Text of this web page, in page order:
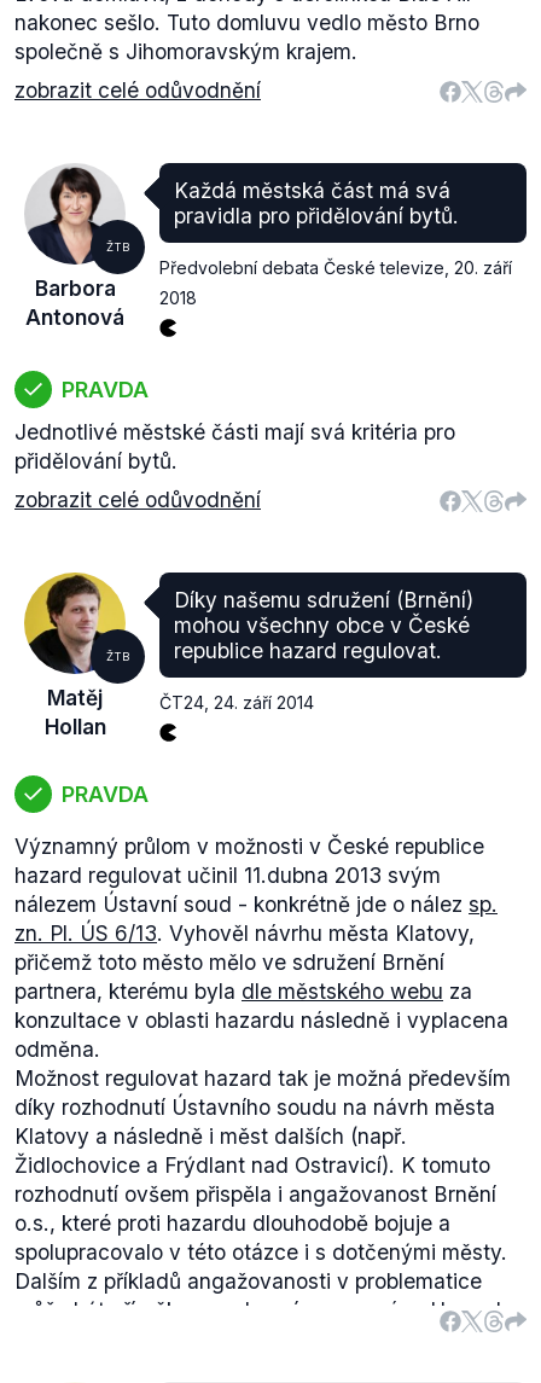
nakonec sešlo. Tuto domluvu vedlo město Brno
společně s Jihomoravským krajem.
zobrazit celé odůvodnění
ŽTB
Barbora
Antonová
Každá městská část má svá
pravidla pro přidělování bytů.
Předvolební debata České televize 20. září
2018
PRAVDA
Jednotlivé městské části mají svá kritéria pro
přidělování bytů.
zobrazit celé odůvodnění
ŽTB
Matěj
Hollan
Díky našemu sdružení (Brnění)
mohou všechny obce v České
republice hazard regulovat.
ČT24 24. září 2014
PRAVDA
Významný průlom v možnosti v České republice
hazard regulovat učinil 11.dubna 2013 svým
nálezem Ústavní soud - konkrétně jde o nález sp.
zn. Pl. ÚS 6/13. Vyhověl návrhu města Klatovy,
přičemž toto město mělo ve sdružení Brnění
partnera, kterému byla dle městského webu za
konzultace v oblasti hazardu následně i vyplacena
odměna.
Možnost regulovat hazard tak je možná především
díky rozhodnutí Ústavního soudu na návrh města
Klatovy a následně i měst dalších (např.
Židlochovice a Frýdlant nad Ostravicí). K tomuto
rozhodnutí ovšem přispěla i angažovanost Brnění
o.s., které proti hazardu dlouhodobě bojuje a
spolupracovalo v této otázce i s dotčenými městy.
Dalším z příkladů angažovanosti v problematice
může být příručka pro obecní samosprávy Hazard
. Ta městům